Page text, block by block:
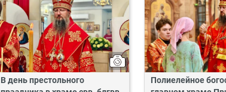
В день престольного
Полиелейное